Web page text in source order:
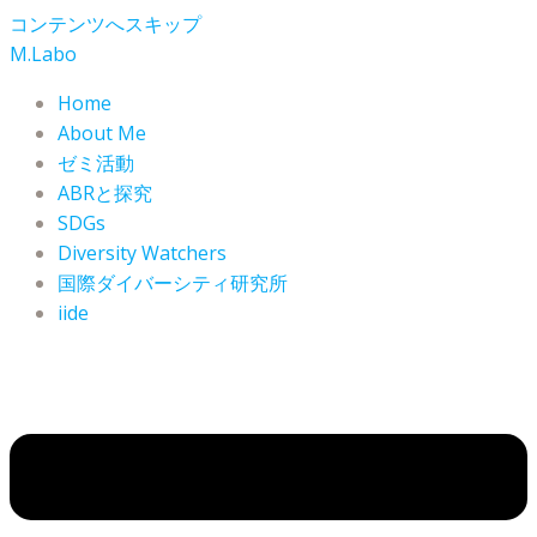
コンテンツへスキップ
M.Labo
Home
About Me
ゼミ活動
ABRと探究
SDGs
Diversity Watchers
国際ダイバーシティ研究所
iide